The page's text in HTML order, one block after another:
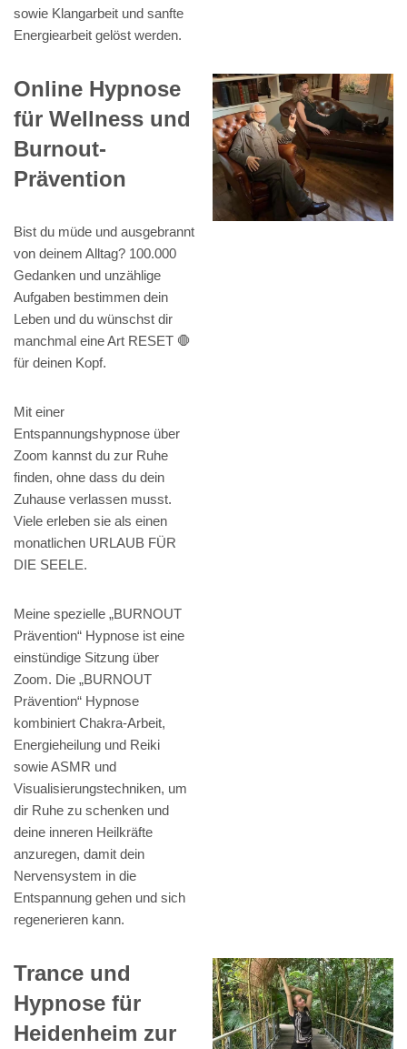
sowie Klangarbeit und sanfte
Energiearbeit gelöst werden.
Online Hypnose
für Wellness und
Burnout-
Prävention
Bist du müde und ausgebrannt
von deinem Alltag? 100.000
Gedanken und unzählige
Aufgaben bestimmen dein
Leben und du wünschst dir
manchmal eine Art RESET 🛑
für deinen Kopf.
Mit einer
Entspannungshypnose über
Zoom kannst du zur Ruhe
finden, ohne dass du dein
Zuhause verlassen musst.
Viele erleben sie als einen
monatlichen URLAUB FÜR
DIE SEELE.
Meine spezielle „BURNOUT
Prävention“ Hypnose ist eine
einstündige Sitzung über
Zoom. Die „BURNOUT
Prävention“ Hypnose
kombiniert Chakra-Arbeit,
Energieheilung und Reiki
sowie ASMR und
Visualisierungstechniken, um
dir Ruhe zu schenken und
deine inneren Heilkräfte
anzuregen, damit dein
Nervensystem in die
Entspannung gehen und sich
regenerieren kann.
Trance und
Hypnose für
Heidenheim zur